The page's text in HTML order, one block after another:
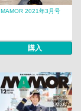
MAMOR 2021年3月号
購入